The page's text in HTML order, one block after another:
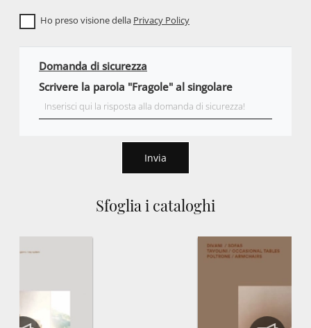
Sfoglia i cataloghi
Ho preso visione della Privacy Policy
Domanda di sicurezza
Scrivere la parola "Fragole" al singolare
Invia